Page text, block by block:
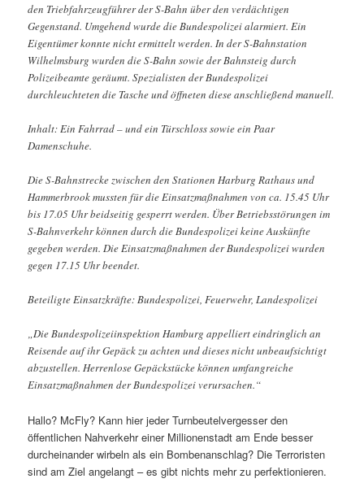
den Triebfahrzeugführer der S-Bahn über den verdächtigen
Gegenstand. Umgehend wurde die Bundespolizei alarmiert. Ein
Eigentümer konnte nicht ermittelt werden. In der S-Bahnstation
Wilhelmsburg wurden die S-Bahn sowie der Bahnsteig durch
Polizeibeamte geräumt. Spezialisten der Bundespolizei
durchleuchteten die Tasche und öffneten diese anschließend manuell.
Inhalt: Ein Fahrrad – und ein Türschloss sowie ein Paar
Damenschuhe.
Die S-Bahnstrecke zwischen den Stationen Harburg Rathaus und
Hammerbrook mussten für die Einsatzmaßnahmen von ca. 15.45 Uhr
bis 17.05 Uhr beidseitig gesperrt werden. Über Betriebsstörungen im
S-Bahnverkehr können durch die Bundespolizei keine Auskünfte
gegeben werden. Die Einsatzmaßnahmen der Bundespolizei wurden
gegen 17.15 Uhr beendet.
Beteiligte Einsatzkräfte: Bundespolizei, Feuerwehr, Landespolizei
„Die Bundespolizeiinspektion Hamburg appelliert eindringlich an
Reisende auf ihr Gepäck zu achten und dieses nicht unbeaufsichtigt
abzustellen. Herrenlose Gepäckstücke können umfangreiche
Einsatzmaßnahmen der Bundespolizei verursachen.“
Hallo? McFly? Kann hier jeder Turnbeutelvergesser den
öffentlichen Nahverkehr einer Millionenstadt am Ende besser
durcheinander wirbeln als ein Bombenanschlag? Die Terroristen
sind am Ziel angelangt – es gibt nichts mehr zu perfektionieren.